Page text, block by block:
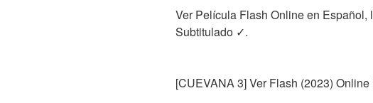
Ver Película Flash Online en
Subtitulado ✓.
[CUEVANA 3] Ver Flash (2023)